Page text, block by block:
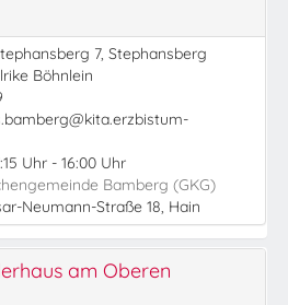
7, Stephansberg
Böhnlein
Uhr - 16:00 Uhr
Bamberg (GKG)
Neumann-Straße 18, Hain
am Oberen